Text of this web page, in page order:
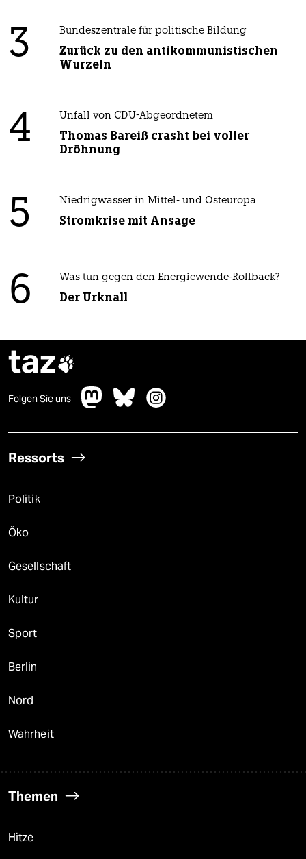
3 Bundeszentrale für politische Bildung
Zurück zu den antikommunistischen
Wurzeln
4 Unfall von CDU-Abgeordnetem
Thomas Bareiß crasht bei voller
Dröhnung
5 Niedrigwasser in Mittel- und Osteuropa
Stromkrise mit Ansage
6 Was tun gegen den Energiewende-Rollback?
Der Urknall
taz
Folgen Sie uns
Ressorts
Politik
Öko
Gesellschaft
Kultur
Sport
Berlin
Nord
Wahrheit
Themen
Hitze